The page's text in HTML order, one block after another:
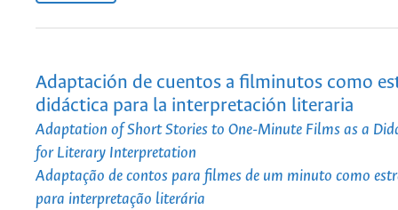
Adaptación de cuentos a filminutos como
didáctica para la interpretación literaria
Adaptation of Short Stories to One-Minute Films as a
for Literary Interpretation
Adaptação de contos para filmes de um minuto como
para interpretação literária